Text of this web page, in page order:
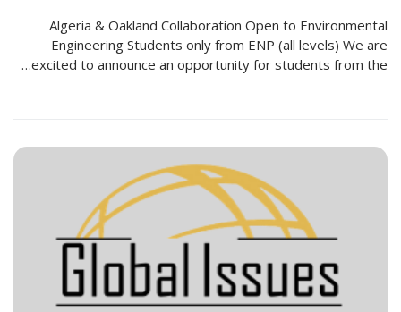
Algeria & Oakland Collaboration Open to Environmental
Engineering Students only from ENP (all levels) We are
excited to announce an opportunity for students from the…